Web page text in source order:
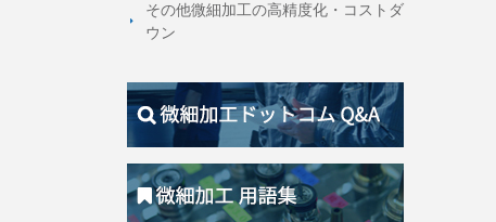
その他微細加工の高精度化・コストダ
ウン